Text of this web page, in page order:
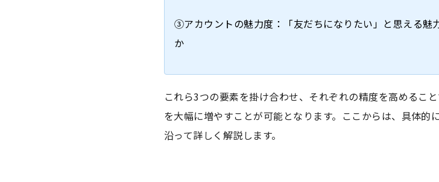
③アカウントの魅力度：「友だちになりたい」と思える魅
か
これら3つの要素を掛け合わせ、それぞれの精度を高めるこ
を大幅に増やすことが可能となります。ここからは、具体的
沿って詳しく解説します。